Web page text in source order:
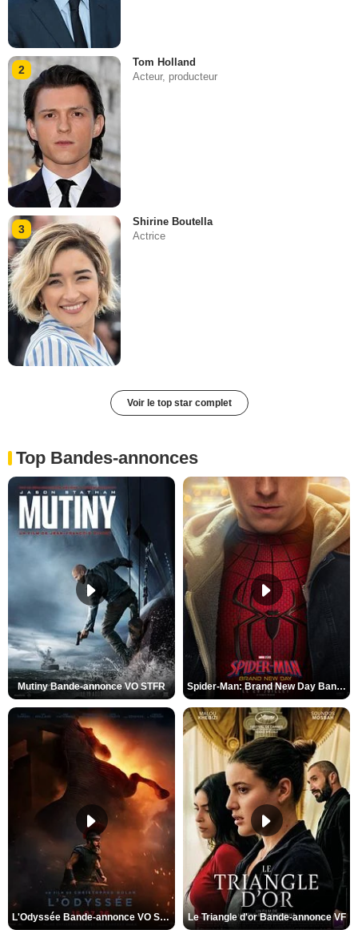
2
Tom Holland
Acteur, producteur
3
Shirine Boutella
Actrice
Voir le top star complet
Top Bandes-annonces
Mutiny Bande-annonce VO STFR Spider-Man: Brand New Day Bande-annonce VO STFR
L'Odyssée Bande-annonce VO STFR Le Triangle d'or Bande-annonce VF